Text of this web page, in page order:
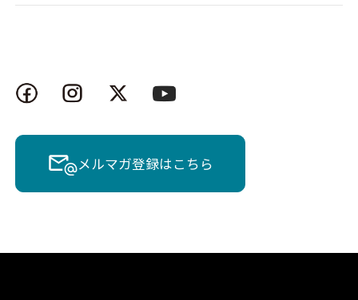
メルマガ登録はこちら